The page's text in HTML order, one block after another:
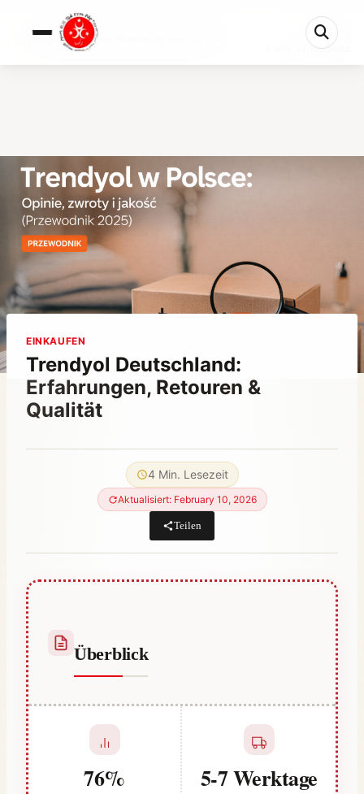
Trendyol Deutschland: Erfahrungen, Retouren &#0...
4 Min. verbleibend
EINKAUFEN
Trendyol Deutschland:
Erfahrungen, Retouren &
Qualität
4 Min. Lesezeit
Aktualisiert: February 10, 2026
Teilen
Überblick
76% 5-7 Werktage